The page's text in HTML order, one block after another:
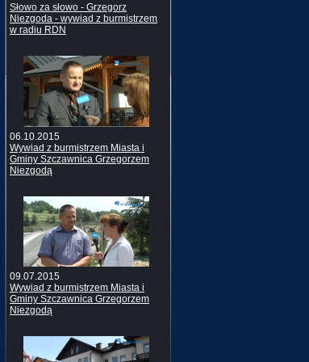
Słowo za słowo - Grzegorz
Niezgoda - wywiad z burmistrzem
w radiu RDN
06.10.2015
Wywiad z burmistrzem Miasta i
Gminy Szczawnica Grzegorzem
Niezgodą
09.07.2015
Wywiad z burmistrzem Miasta i
Gminy Szczawnica Grzegorzem
Niezgodą